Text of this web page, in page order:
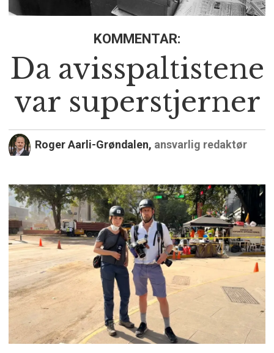
KOMMENTAR:
Da avisspaltistene
var superstjerner
Roger Aarli-Grøndalen, ansvarlig redaktør